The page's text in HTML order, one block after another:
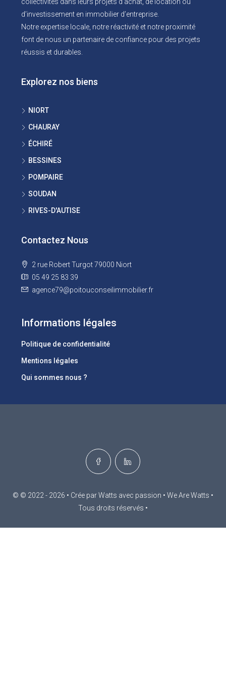
d’investissement en immobilier d’entreprise.
Notre expertise locale, notre réactivité et notre proximité
font de nous un partenaire de confiance pour des projets
réussis et durables.
Explorez nos biens
NIORT
CHAURAY
ÉCHIRÉ
BESSINES
POMPAIRE
SOUDAN
RIVES-D'AUTISE
Contactez Nous
2 rue Robert Turgot 79000 Niort
05 49 25 83 39
agence79@poitouconseilimmobilier.fr
Informations légales
Politique de confidentialité
Mentions légales
Qui sommes nous ?
© © 2022 - 2026 • Crée par Watts avec passion • We Are Watts •
Tous droits réservés •